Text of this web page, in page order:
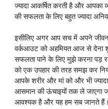
ज्यादा आकर्षित करती है और आपका
की सफलता के लिए बहुत ज्यादा
इसीलिए अगर आप सच में अपने जीवन
वर्कआउट को अहमियत आज से देना
सफलता पाने के लिए मुझे करना पड़
को एक उपहार की तरह समझ कर
आपके शरीर और मां को और भी
आसमान की ऊंचाइयों तक ले जाएगा
आवश्यक है और यह हम सब जानते हैं।